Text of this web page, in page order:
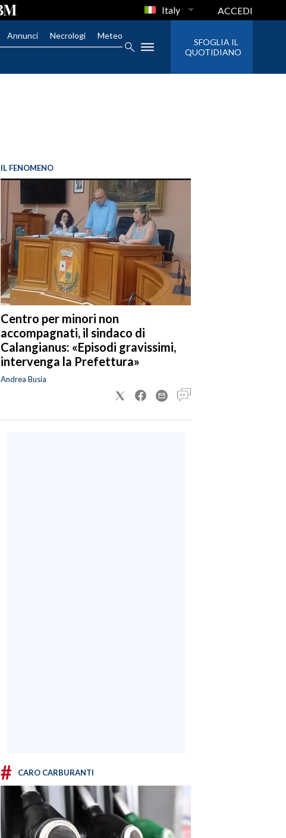
Italy ACCEDI
Annunci Necrologi Meteo
SFOGLIA IL
QUOTIDIANO
IL FENOMENO
Centro per minori non
accompagnati, il sindaco di
Calangianus: «Episodi gravissimi,
intervenga la Prefettura»
Andrea Busia
# CARO CARBURANTI